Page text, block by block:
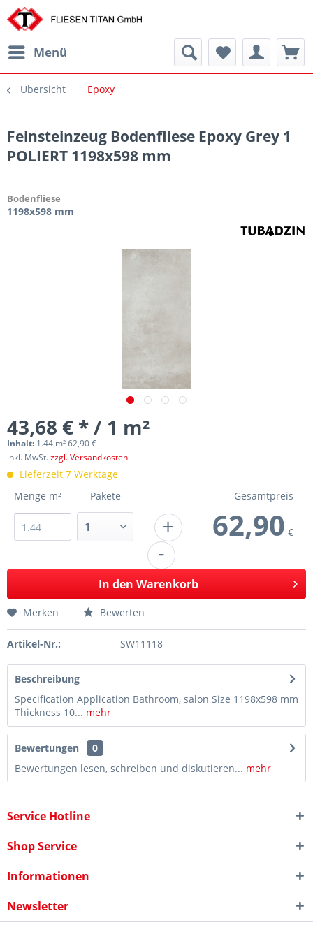
Menü
Übersicht Epoxy
Feinsteinzeug Bodenfliese Epoxy Grey 1
POLIERT 1198x598 mm
Bodenfliese
1198x598 mm
43,68 € * / 1 m²
Inhalt: 1.44 m² 62,90 €
inkl. MwSt.zzgl. Versandkosten
Lieferzeit 7 Werktage
Menge m²
Pakete
+
-
Gesamtpreis
62,90 €
In den Warenkorb
Merken Bewerten
Artikel-Nr.: SW11118
Beschreibung
Specification Application Bathroom, salon Size 1198x598 mm
Thickness 10... mehr
Bewertungen
0
Bewertungen lesen, schreiben und diskutieren... mehr
Service Hotline
Shop Service
Informationen
Newsletter